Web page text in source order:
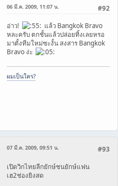
#92
06 มี.ค. 2009, 11:07 น.
อ่าว!
แล้ว Bangkok Bravo
หละครับ ตกชั้นแล้วปล่อยทิ้งเลยหรอ
มาตั้งทีมใหม่ซะงั้น สงสาร Bangkok
Bravo ง่ะ
ผมเป็นใคร?
#93
07 มี.ค. 2009, 09:51 น.
เปิดวิกไทยลีกยักษ์ชนยักษ์แฟน
เฮ2ช่องยิงสด